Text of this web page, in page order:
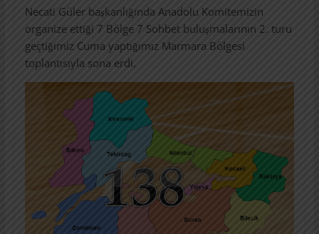
Necati Güler başkanlığında Anadolu Komitemizin
organize ettiği 7 Bölge 7 Sohbet buluşmalarının 2. turu
geçtiğimiz Cuma yaptığımız Marmara Bölgesi
toplantısıyla sona erdi.